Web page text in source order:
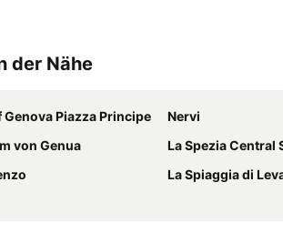
der Nähe
Genova Piazza Principe Nervi
von Genua La Spezia Central
La Spiaggia di